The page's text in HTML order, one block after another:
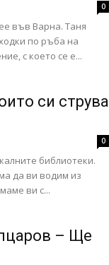
0
във Варна. Таня
по ръба на
с което се е...
си струва
0
библиотеки.
да ви водим из
ви с...
– Ще